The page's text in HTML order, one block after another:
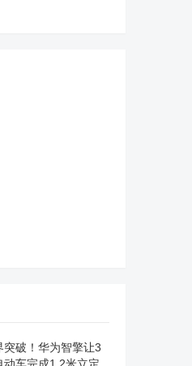
突破！华为智擎让3